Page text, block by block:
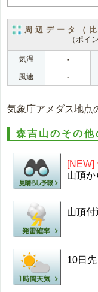
周辺データ（
（ポイ
気温 -
風速
-
気象庁アメダス地点
森吉山のその他
[NEW]
山頂
山頂付
10日